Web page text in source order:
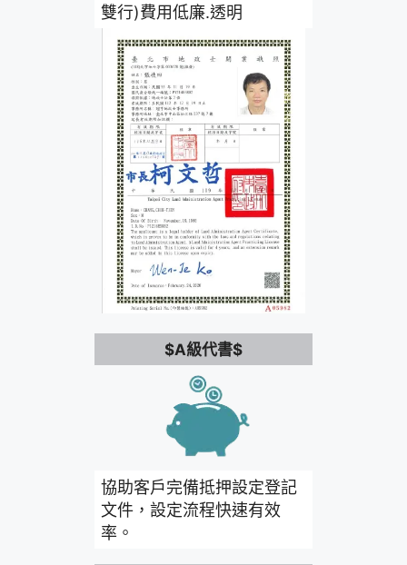
雙行)費用低廉.透明
$A級代書$
協助客戶完備抵押設定登記
文件，設定流程快速有效
率。